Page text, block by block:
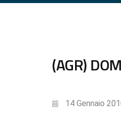
(AGR)
14 Gennaio